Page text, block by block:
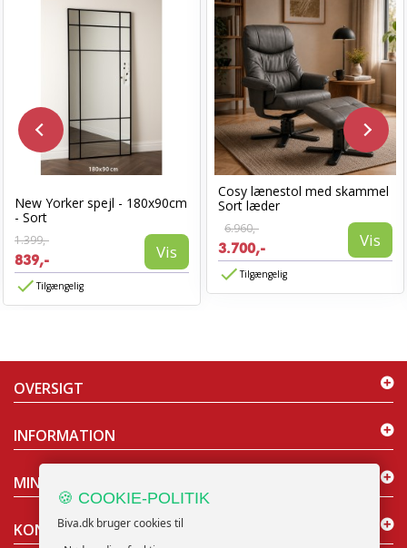
New Yorker spejl - 180x90cm
- Sort
1.399,-
839,- Vis
Tilgængelig
Cosy lænestol med skammel
Sort læder
6.960,-
3.700,- Vis
Tilgængelig
OVERSIGT
INFORMATION
MIN KONTO
KONTAKT OS
🍪 COOKIE-POLITIK
Biva.dk bruger cookies til